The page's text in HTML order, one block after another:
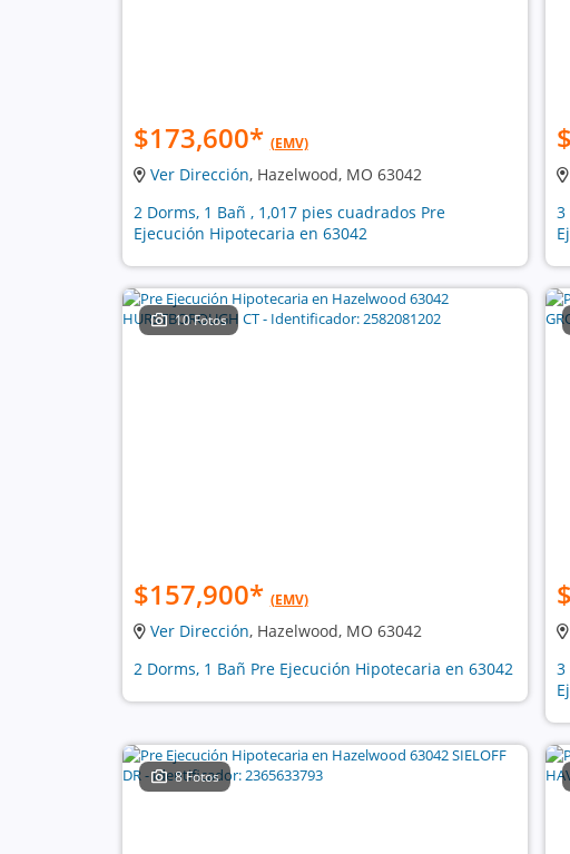
$173,600* (EMV)
Ver Dirección, Hazelwood, MO 63042
2 Dorms, 1 Bañ , 1,017 pies cuadrados Pre
Ejecución Hipotecaria en 63042
3
10 Fotos
$157,900* (EMV)
Ver Dirección, Hazelwood, MO 63042
2 Dorms, 1 Bañ Pre Ejecución Hipotecaria en 63042
3
8 Fotos